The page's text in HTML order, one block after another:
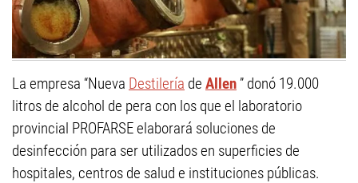
La empresa “Nueva Destilería de Allen” donó 19.000
litros de alcohol de pera con los que el laboratorio
provincial PROFARSE elaborará soluciones de
desinfección para ser utilizados en superficies de
hospitales, centros de salud e instituciones públicas.